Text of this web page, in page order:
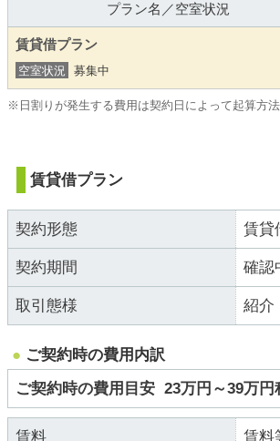
プラン名／空室状況
賃貸借プラン
空室状況 募集中
※日割りが発生する費用は契約日によって起算方法
賃貸借プラン
契約形態 賃貸
契約期間 確認
取引態様 紹介
ご契約時の費用内訳
ご契約時の費用目安 23万円～39万円
賃料 賃料